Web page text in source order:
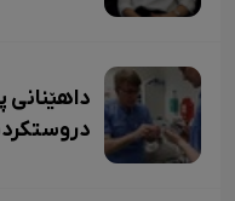
داهێنانی